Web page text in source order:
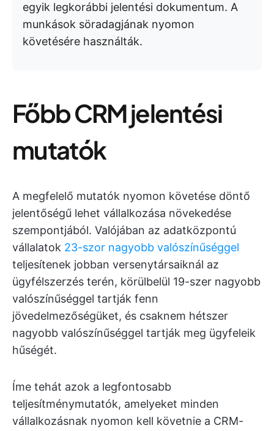
egyik legkorábbi jelentési dokumentum. A
munkások söradagjának nyomon
követésére használták.
Főbb CRM jelentési
mutatók
A megfelelő mutatók nyomon követése döntő
jelentőségű lehet vállalkozása növekedése
szempontjából. Valójában az adatközpontú
vállalatok 23-szor nagyobb valószínűséggel
teljesítenek jobban versenytársaiknál az
ügyfélszerzés terén, körülbelül 19-szer nagyobb
valószínűséggel tartják fenn
jövedelmezőségüket, és csaknem hétszer
nagyobb valószínűséggel tartják meg ügyfeleik
hűségét.
Íme tehát azok a legfontosabb
teljesítménymutatók, amelyeket minden
vállalkozásnak nyomon kell követnie a CRM-